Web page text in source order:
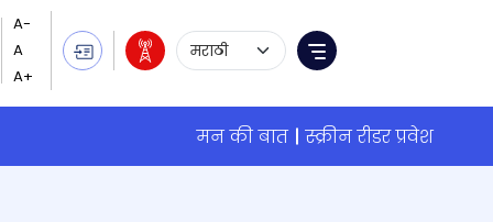
Language Selection
Menu
मन की बात स्क्रीन रीडर प्रवेश